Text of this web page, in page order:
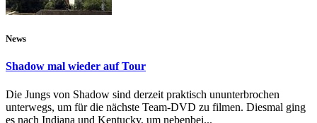
News
Shadow mal wieder auf Tour
Die Jungs von Shadow sind derzeit praktisch ununterbrochen
unterwegs, um für die nächste Team-DVD zu filmen. Diesmal ging
es nach Indiana und Kentucky, um nebenbei...